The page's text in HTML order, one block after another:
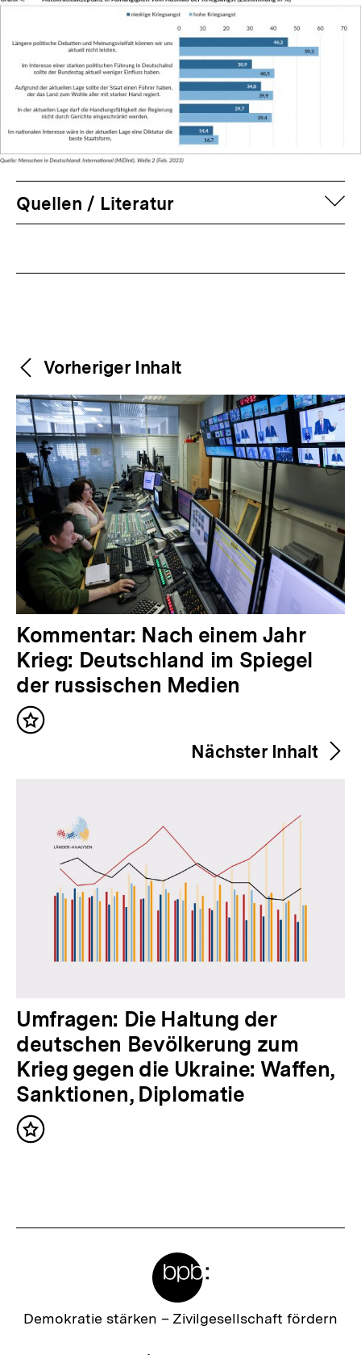
Quellen / Literatur
Weitere
Inhalte
Content-
Navigation
Vorheriger Inhalt
V
o
r
h
e
t
:
Kommentar: Nach einem Jahr
Krieg: Deutschland im Spiegel
der russischen Medien
Inhalt
Nächster Inhalt
N
ä
c
h
s
t
Umfragen: Die Haltung der
deutschen Bevölkerung zum
Krieg gegen die Ukraine: Waffen,
Sanktionen, Diplomatie
Inhalt
Zur
Demokratie stärken – Zivilgesellschaft fördern